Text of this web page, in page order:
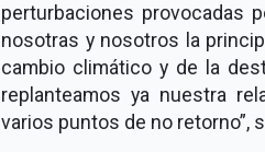
perturbaciones provocadas
nosotras y nosotros la
cambio climático y de la
replanteamos ya nuestra
varios puntos de no retorno”,